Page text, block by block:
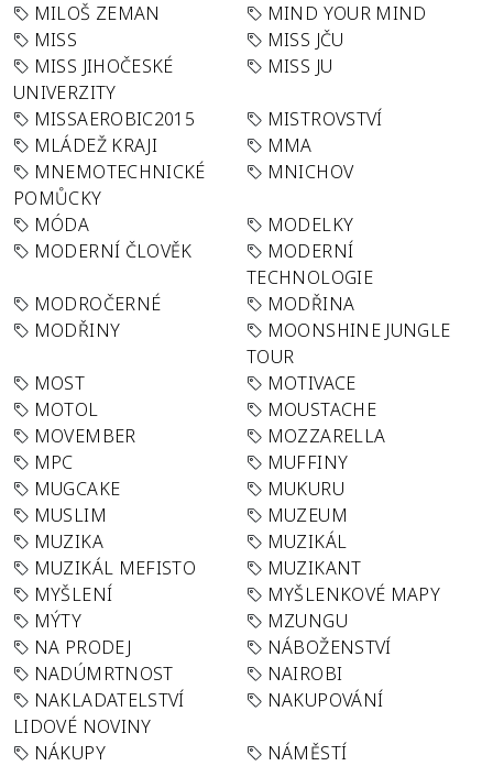
MILOŠ ZEMAN
MIND YOUR MIND
MISS
MISS JČU
MISS JIHOČESKÉ
UNIVERZITY
MISS JU
MISSAEROBIC2015
MISTROVSTVÍ
MLÁDEŽ KRAJI
MMA
MNEMOTECHNICKÉ
POMŮCKY
MNICHOV
MÓDA
MODELKY
MODERNÍ ČLOVĚK
MODERNÍ
TECHNOLOGIE
MODROČERNÉ
MODŘINA
MODŘINY
MOONSHINE JUNGLE
TOUR
MOST
MOTIVACE
MOTOL
MOUSTACHE
MOVEMBER
MOZZARELLA
MPC
MUFFINY
MUGCAKE
MUKURU
MUSLIM
MUZEUM
MUZIKA
MUZIKÁL
MUZIKÁL MEFISTO
MUZIKANT
MYŠLENÍ
MYŠLENKOVÉ MAPY
MÝTY
MZUNGU
NA PRODEJ
NÁBOŽENSTVÍ
NADÚMRTNOST
NAIROBI
NAKLADATELSTVÍ
LIDOVÉ NOVINY
NAKUPOVÁNÍ
NÁKUPY
NÁMĚSTÍ